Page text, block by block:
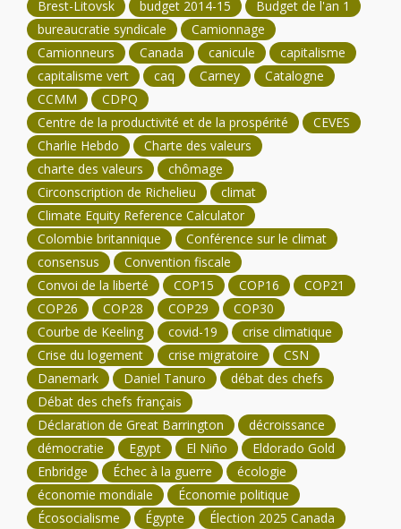
Brest-Litovsk budget 2014-15
Budget de l'an 1
bureaucratie syndicale
Camionnage
Camionneurs
Canada canicule
capitalisme
capitalisme vert
caq Carney
Catalogne
CCMM
CDPQ
Centre de la productivité et de la prospérité
CEVES
Charlie Hebdo
Charte des valeurs
charte des valeurs
chômage
Circonscription de Richelieu
climat
Climate Equity Reference Calculator
Colombie britannique
Conférence sur le climat
consensus
Convention fiscale
Convoi de la liberté
COP15 COP16
COP21
COP26
COP28 COP29
COP30
Courbe de Keeling
covid-19
crise climatique
Crise du logement
crise migratoire
CSN
Danemark
Daniel Tanuro
débat des chefs
Débat des chefs français
Déclaration de Great Barrington
décroissance
démocratie
Egypt El Niño
Eldorado Gold
Enbridge
Échec à la guerre
écologie
économie mondiale
Économie politique
Écosocialisme
Égypte
Élection 2025 Canada